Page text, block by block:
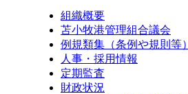
組織概要
苫小牧港管理組合議会
例規類集（条例や規則等）
人事・採用情報
定期監査
財政状況